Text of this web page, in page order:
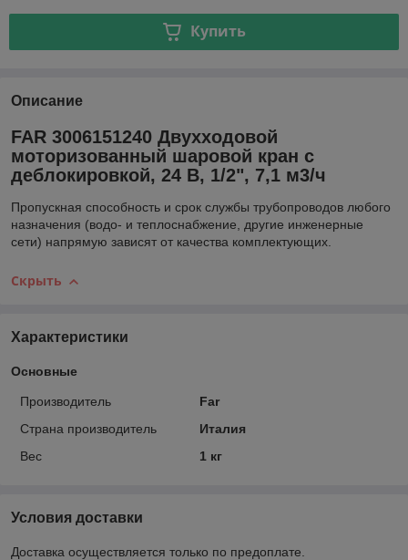
Купить
Описание
FAR 3006151240 Двухходовой
моторизованный шаровой кран с
деблокировкой, 24 В, 1/2", 7,1 м3/ч
Пропускная способность и срок службы трубопроводов любого
назначения (водо- и теплоснабжение, другие инженерные
сети) напрямую зависят от качества комплектующих.
Скрыть
Характеристики
Основные
Производитель
Far
Страна производитель
Италия
Вес
1 кг
Условия доставки
Доставка осуществляется только по предоплате.